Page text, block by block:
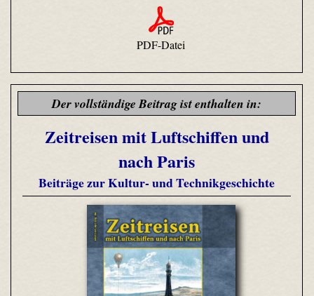
PDF-Datei
Der vollständige Beitrag ist enthalten in:
Zeitreisen mit Luftschiffen und
nach Paris
Beiträge zur Kultur- und Technikgeschichte